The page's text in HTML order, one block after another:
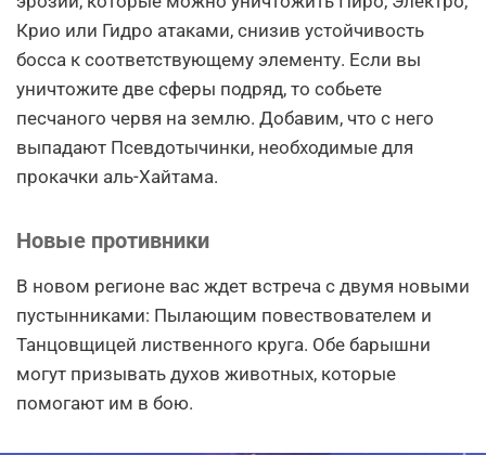
Крио или Гидро атаками, снизив устойчивость
босса к соответствующему элементу. Если вы
уничтожите две сферы подряд, то собьете
песчаного червя на землю. Добавим, что с него
выпадают Псевдотычинки, необходимые для
прокачки аль-Хайтама.
Новые противники
В новом регионе вас ждет встреча с двумя новыми
пустынниками: Пылающим повествователем и
Танцовщицей лиственного круга. Обе барышни
могут призывать духов животных, которые
помогают им в бою.